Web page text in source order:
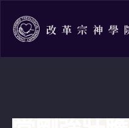
content